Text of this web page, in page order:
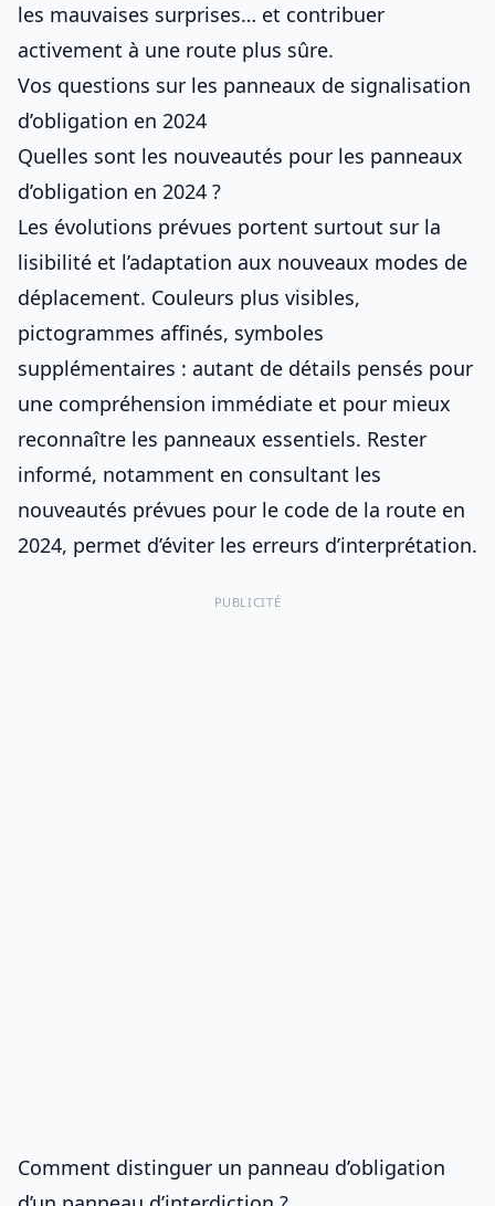
les mauvaises surprises… et contribuer
activement à une route plus sûre.
Vos questions sur les panneaux de signalisation
d’obligation en 2024
Quelles sont les nouveautés pour les panneaux
d’obligation en 2024 ?
Les évolutions prévues portent surtout sur la
lisibilité et l’adaptation aux nouveaux modes de
déplacement. Couleurs plus visibles,
pictogrammes affinés, symboles
supplémentaires : autant de détails pensés pour
une compréhension immédiate et pour mieux
reconnaître les panneaux essentiels. Rester
informé, notamment en consultant les
nouveautés prévues pour le code de la route en
2024, permet d’éviter les erreurs d’interprétation.
PUBLICITÉ
Comment distinguer un panneau d’obligation